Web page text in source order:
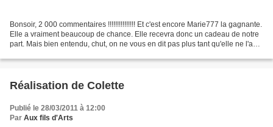
Bonsoir, 2 000 commentaires !!!!!!!!!!!!!!! Et c'est encore Marie777 la gagnante.
Elle a vraiment beaucoup de chance. Elle recevra donc un cadeau de notre
part. Mais bien entendu, chut, on ne vous en dit pas plus tant qu'elle ne l'a
Réalisation de Colette
Publié le 28/03/2011 à 12:00
Par Aux fils d'Arts